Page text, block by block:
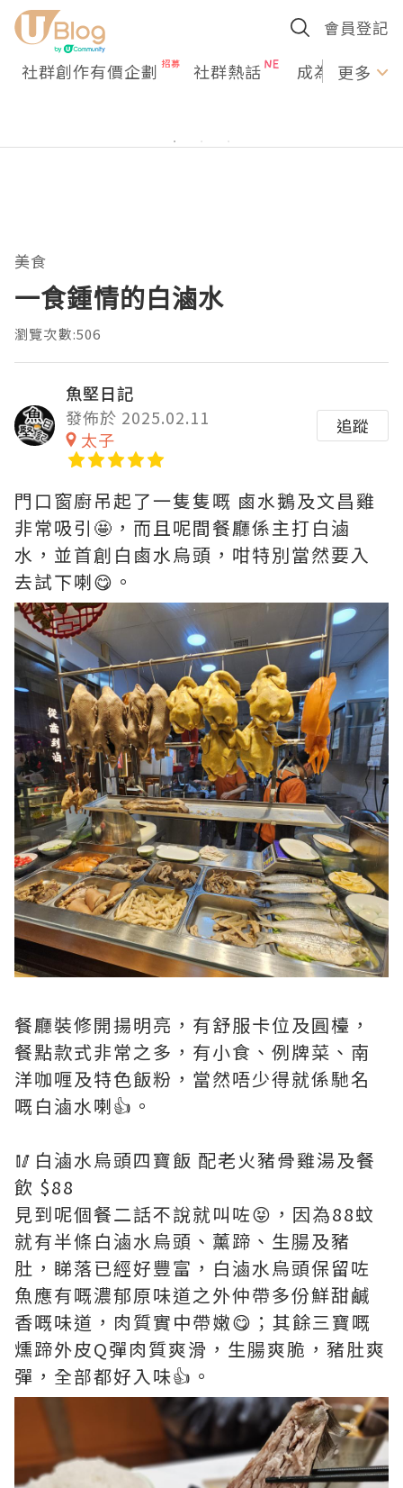
會員登記
社群創作有價企劃 社群熱話 成為U更多
美食
一食鍾情的白滷水
瀏覽次數:506
魚堅日記
發佈於 2025.02.11
太子
追蹤
門口窗廚吊起了一隻隻嘅 鹵水鵝及文昌雞
非常吸引🤩，而且呢間餐廳係主打白滷
水，並首創白鹵水烏頭，咁特別當然要入
去試下喇😋。
餐廳裝修開揚明亮，有舒服卡位及圓檯，
餐點款式非常之多，有小食、例牌菜、南
洋咖喱及特色飯粉，當然唔少得就係馳名
嘅白滷水喇👍。
🥢白滷水烏頭四寶飯 配老火豬骨雞湯及餐
飲 $88
見到呢個餐二話不說就叫咗😝，因為88蚊
就有半條白滷水烏頭、薰蹄、生腸及豬
肚，睇落已經好豐富，白滷水烏頭保留咗
魚應有嘅濃郁原味道之外仲帶多份鮮甜鹹
香嘅味道，肉質實中帶嫩😋；其餘三寶嘅
燻蹄外皮Q彈肉質爽滑，生腸爽脆，豬肚爽
彈，全部都好入味👍。